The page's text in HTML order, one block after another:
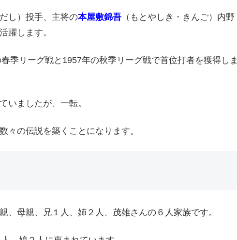
し）投手、主将の本屋敷錦吾 （もとやしき・きんご）内野
躍します。
季リーグ戦と1957年の秋季リーグ戦で首位打者を獲得しま
いましたが、一転。
々の伝説を築くことになります。
、母親、兄１人、姉２人、茂雄さんの６人家族です。